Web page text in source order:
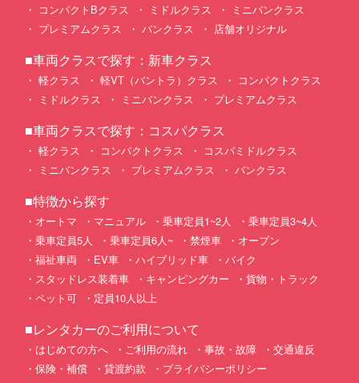
コンパクトBクラス
ミドルクラス
ミニバンクラス
プレミアムクラス
バンクラス 店舗オリジナル
■車両クラスで探す：新車クラス
軽クラス 軽VT（バントラ）クラス
コンパクトクラス
ミドルクラス
ミニバンクラス プレミアムクラス
■車両クラスで探す：コスパクラス
軽クラス コンパクトクラス
コスパミドルクラス
ミニバンクラス
プレミアムクラス バンクラス
■特徴から探す
オートマ マニュアル 乗車定員1~2人
乗車定員3~4人
乗車定員5人
乗車定員6人~ 禁煙車
オープン
福祉車両
EV車 ハイブリッド車
バイク
スタッドレス装着車
キャンピングカー
貨物・トラック
ペット可
定員10人以上
■レンタカーのご利用について
はじめての方へ ご利用の流れ 事故・故障
交通違反
保険・補償
貸渡約款
プライバシーポリシー